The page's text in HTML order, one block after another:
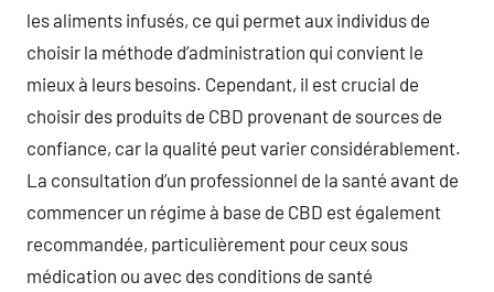
les aliments infusés, ce qui permet aux individus de
choisir la méthode d’administration qui convient le
mieux à leurs besoins. Cependant, il est crucial de
choisir des produits de CBD provenant de sources de
confiance, car la qualité peut varier considérablement.
La consultation d’un professionnel de la santé avant de
commencer un régime à base de CBD est également
recommandée, particulièrement pour ceux sous
médication ou avec des conditions de santé